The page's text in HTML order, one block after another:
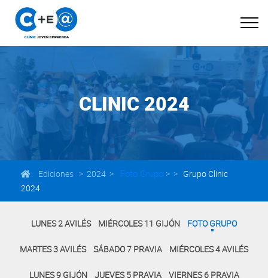
CLINIC 2024
Ediciones > 2024 > Foto Grupo > > Grupo Clinic
2024
LUNES 2 AVILÉS MIÉRCOLES 11 GIJÓN FOTO GRUPO
MARTES 3 AVILÉS SÁBADO 7 PRAVIA MIÉRCOLES 4 AVILÉS
LUNES 9 GIJÓN JUEVES 5 PRAVIA VIERNES 6 PRAVIA